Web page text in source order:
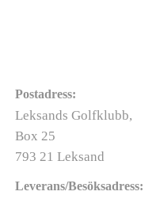
Postadress:
Leksands Golfklubb,
Box 25
793 21 Leksand
Leverans/Besöksadress: